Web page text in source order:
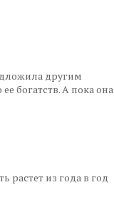
другим
богатств. А пока она
растет из года в год